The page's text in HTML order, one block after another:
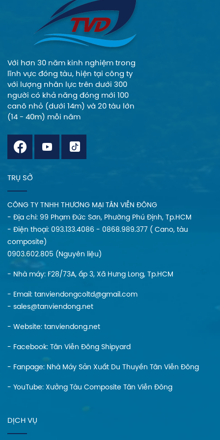
an toàn, phù hợp
và tinh tế cho quý
khách trong mọi
sản phẩm.
Với hơn 30 năm kinh nghiệm trong
lĩnh vực đóng tàu, hiện tại công ty
với lượng nhân lực trên dưới 300
người có khả năng đóng mới 100
canô nhỏ (dưới 14m) và 20 tàu lớn
(14 - 40m) mỗi năm
TRỤ SỞ
CÔNG TY TNHH THƯƠNG MẠI TÂN VIỄN ĐÔNG
- Địa chi: 99 Phạm Đức Sơn, Phường Phú Định, Tp.HCM
- Điện thoại: 093.133.4086 - 0868.989.377 ( Cano, tàu
composite)
0903.602.805 (Nguyên liệu)
- Nhà máy: F28/73A, ấp 3, Xã Hưng Long, Tp.HCM
- Email: tanviendongcoltd@gmail.com
- sales@tanviendong.net
- Website: tanviendong.net
- Facebook: Tân Viễn Đông Shipyard
- Fanpage: Nhà Máy Sản Xuất Du Thuyền Tân Viễn Đông
- YouTube: Xưởng Tàu Composite Tân Viễn Đông
DỊCH VỤ